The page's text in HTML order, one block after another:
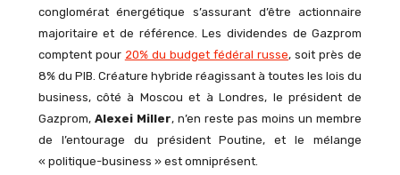
conglomérat énergétique s’assurant d’être actionnaire
majoritaire et de référence. Les dividendes de Gazprom
comptent pour 20% du budget fédéral russe, soit près de
8% du PIB. Créature hybride réagissant à toutes les lois du
business, côté à Moscou et à Londres, le président de
Gazprom, Alexei Miller, n’en reste pas moins un membre
de l’entourage du président Poutine, et le mélange
« politique-business » est omniprésent.